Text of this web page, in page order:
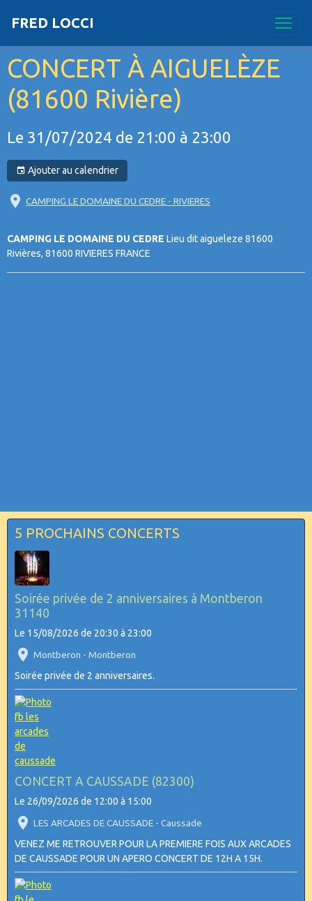
FRED LOCCI
CONCERT À AIGUELÈZE
(81600 Rivière)
Le 31/07/2024 de 21:00 à 23:00
Ajouter au calendrier
CAMPING LE DOMAINE DU CEDRE - RIVIERES
CAMPING LE DOMAINE DU CEDRE Lieu dit aigueleze 81600
Rivières, 81600 RIVIERES FRANCE
5 PROCHAINS CONCERTS
Soirée privée de 2 anniversaires à Montberon
31140
Le 15/08/2026 de 20:30 à 23:00
Montberon - Montberon
Soirée privée de 2 anniversaires.
CONCERT A CAUSSADE (82300)
Le 26/09/2026 de 12:00 à 15:00
LES ARCADES DE CAUSSADE - Caussade
VENEZ ME RETROUVER POUR LA PREMIERE FOIS AUX ARCADES
DE CAUSSADE POUR UN APERO CONCERT DE 12H A 15H.